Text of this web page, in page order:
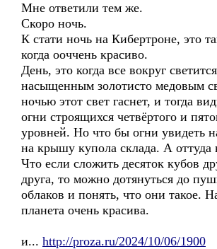
Мне ответили тем же.
Скоро ночь.
К стати ночь на Кибертроне, это
когда ооччень красиво.
День, это когда все вокруг
насыщенным золотисто медовым
ночью этот свет гаснет, и тогда
огни строящихся четвёртого и
уровней. Но что бы огни увидеть
на крышу купола склада. А оттуда
Что если сложить десяток кубов
друга, то можно дотянуться до
облаков и понять, что они такое.
планета очень красива.
и... http://proza.ru/2024/10/06/1900